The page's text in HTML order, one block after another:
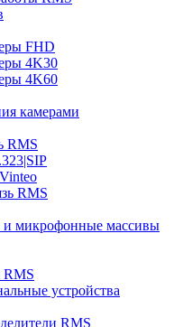
FHD
4K30
4K60
камерами
RMS
RMS
микрофонные массивы
RMS
устройства
RMS